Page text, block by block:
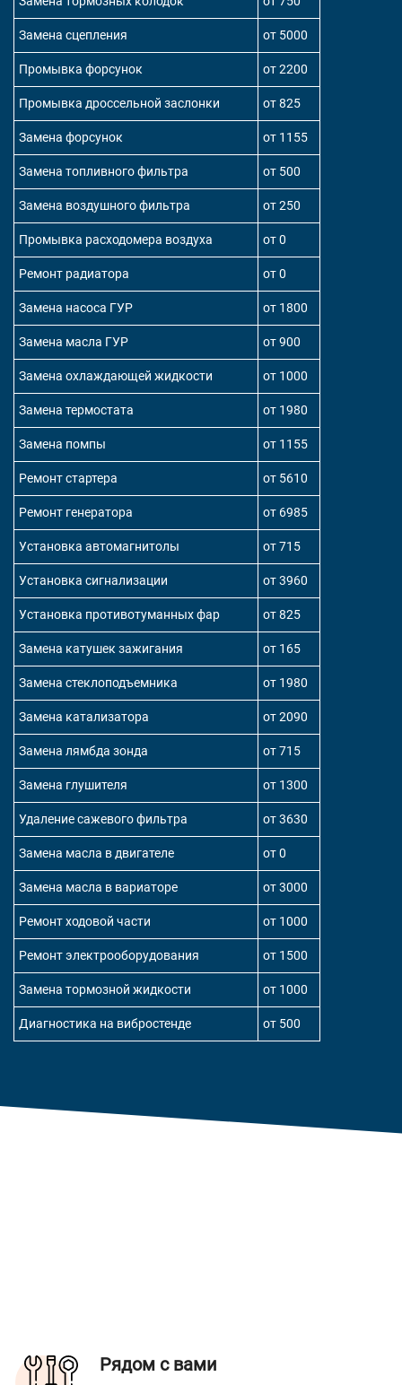
Замена сцепления от 5000
Промывка форсунок от 2200
Промывка дроссельной заслонки от 825
Замена форсунок от 1155
Замена топливного фильтра от 500
Замена воздушного фильтра от 250
Промывка расходомера воздуха от 0
Ремонт радиатора от 0
Замена насоса ГУР от 1800
Замена масла ГУР от 900
Замена охлаждающей жидкости от 1000
Замена термостата от 1980
Замена помпы от 1155
Ремонт стартера от 5610
Ремонт генератора от 6985
Установка автомагнитолы от 715
Установка сигнализации от 3960
Установка противотуманных фар от 825
Замена катушек зажигания от 165
Замена стеклоподъемника от 1980
Замена катализатора от 2090
Замена лямбда зонда от 715
Замена глушителя от 1300
Удаление сажевого фильтра от 3630
Замена масла в двигателе от 0
Замена масла в вариаторе от 3000
Ремонт ходовой части от 1000
Ремонт электрооборудования от 1500
Замена тормозной жидкости от 1000
Диагностика на вибростенде от 500
Рядом с вами